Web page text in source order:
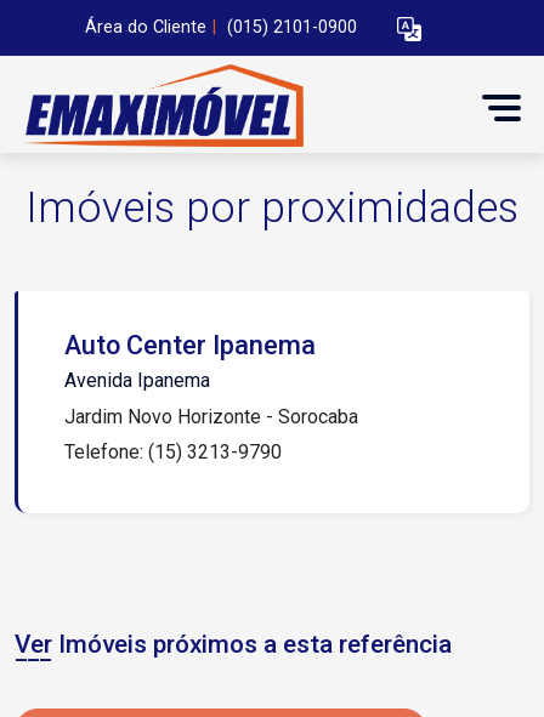
Área do Cliente (015) 2101-0900
Imóveis por proximidades
Auto Center Ipanema
Avenida Ipanema
Jardim Novo Horizonte - Sorocaba
Telefone: (15) 3213-9790
Ver Imóveis próximos a esta referência